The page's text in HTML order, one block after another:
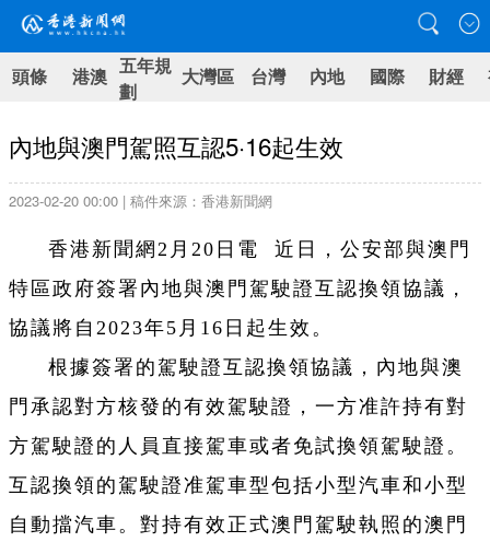
頭條 港澳 五年規
劃
大灣區 台灣 內地 國際 財經
內地與澳門駕照互認5·16起生效
2023-02-20 00:00 | 稿件來源：香港新聞網
香港新聞網2月20日電 近日，公安部與澳門
特區政府簽署內地與澳門駕駛證互認換領協議，
協議將自2023年5月16日起生效。
根據簽署的駕駛證互認換領協議，內地與澳
門承認對方核發的有效駕駛證，一方准許持有對
方駕駛證的人員直接駕車或者免試換領駕駛證。
互認換領的駕駛證准駕車型包括小型汽車和小型
自動擋汽車。對持有效正式澳門駕駛執照的澳門